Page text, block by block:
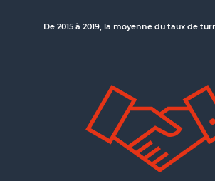
De 2015 à 2019, la moyenne du taux de